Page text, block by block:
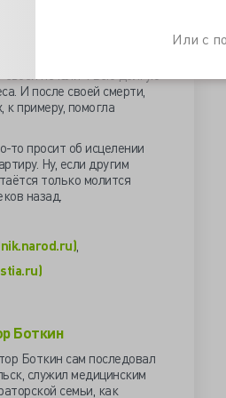
Или с
узрели любезный свет,
не было ни одного
печалью, кто,
печали». Всю долгую
И после своей смерти,
к примеру, помогла
то просит об исцелении
Ну, если другим
только молится
назад.
,
Боткин
Боткин сам последовал
служил медицинским
семьи, как